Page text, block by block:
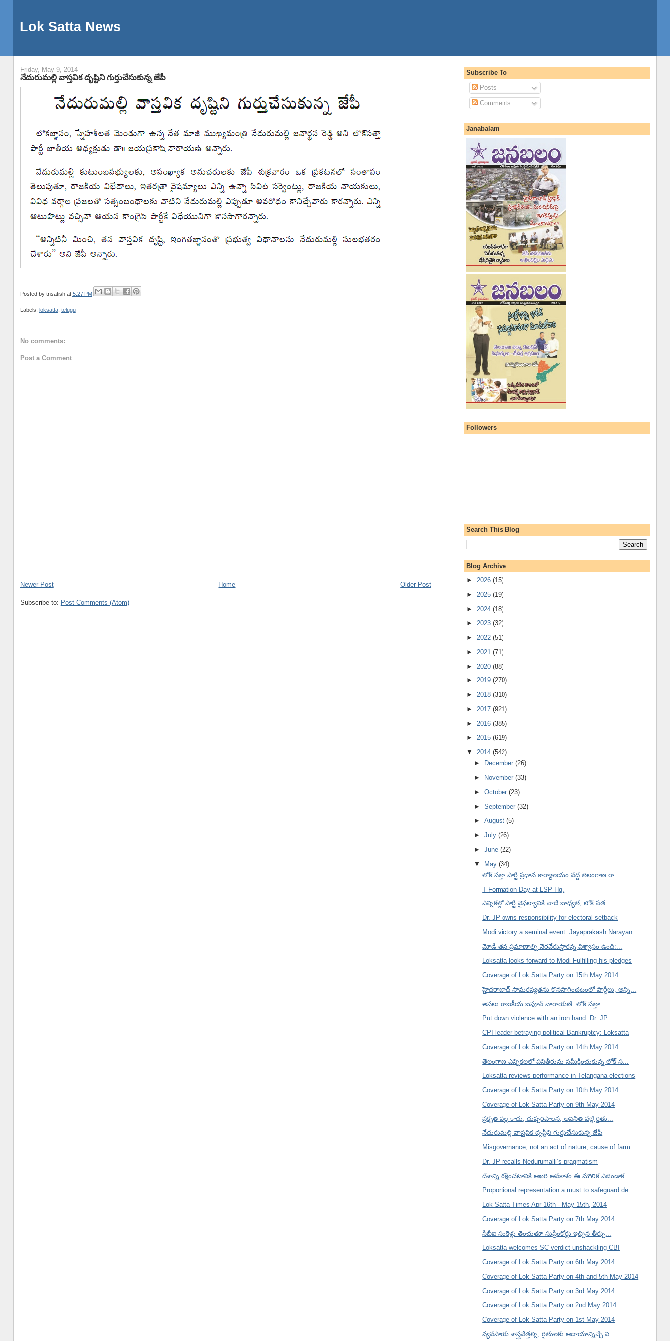
Lok Satta News
Friday, May 9, 2014
నేదురుమల్లి వాస్తవిక దృష్టిని గుర్తుచేసుకున్న జేపీ
Posted by tnsatish at 5:27 PM
Labels: loksatta, telugu
No comments:
Post a Comment
Newer Post Older Post
Home
Subscribe to: Post Comments (Atom)
Subscribe To
Posts
Comments
Janabalam
Followers
Search This Blog
Blog Archive
► 2026 (15)
► 2025 (19)
► 2024 (18)
► 2023 (32)
► 2022 (51)
► 2021 (71)
► 2020 (88)
► 2019 (270)
► 2018 (310)
► 2017 (921)
► 2016 (385)
► 2015 (619)
▼ 2014 (542)
►
December(26)
►
November(33)
►October(23)
►September(32)
►August(5)
►July(26)
►June(22)
▼ May(34)
లోక్ సత్తా పార్టీ ప్రధాన కార్యాలయం వద్ద తెలంగాణ రా...
T Formation Day at LSP Hq.
ఎన్నికల్లో పార్టీ వైఫల్యానికి నాదే బాధ్యత, లోక్ సత...
Dr. JP owns responsibility for electoral setback
Modi victory a seminal event: Jayaprakash Narayan
మోడీ తన ప్రమాణాల్ని నెరవేరుస్తారన్న విశ్వాసం ఉంది:...
Loksatta looks forward to Modi Fulfilling his pledges
Coverage of Lok Satta Party on 15th May 2014
హైదరాబాద్ సామరస్యతను కొనసాగించటంలో పార్టీలు, అన్ని...
అసలు రాజకీయ బఫూన్ నారాయణే: లోక్ సత్తా
Put down violence with an iron hand: Dr. JP
CPI leader betraying political Bankruptcy: Loksatta
Coverage of Lok Satta Party on 14th May 2014
తెలంగాణ ఎన్నికలలో పనితీరును సమీక్షించుకున్న లోక్ స...
Loksatta reviews performance in Telangana elections
Coverage of Lok Satta Party on 10th May 2014
Coverage of Lok Satta Party on 9th May 2014
ప్రకృతి వల్ల కాదు, దుష్పరిపాలన, అవినీతి వల్లే రైతు...
నేదురుమల్లి వాస్తవిక దృష్టిని గుర్తుచేసుకున్న జేపీ
Misgovernance, not an act of nature, cause of farm...
Dr. JP recalls Nedurumalli’s pragmatism
దేశాన్ని రక్షించటానికి ఆఖరి అవకాశం ఈ మౌలిక ఎజెండాక...
Proportional representation a must to safeguard de...
Lok Satta Times Apr 16th - May 15th, 2014
Coverage of Lok Satta Party on 7th May 2014
సీబీఐ సంకెళ్లు తెంచుతూ సుప్రీంకోర్టు ఇచ్చిన తీర్పు...
Loksatta welcomes SC verdict unshackling CBI
Coverage of Lok Satta Party on 6th May 2014
Coverage of Lok Satta Party on 4th and 5th May 2014
Coverage of Lok Satta Party on 3rd May 2014
Coverage of Lok Satta Party on 2nd May 2014
Coverage of Lok Satta Party on 1st May 2014
వ్యవసాయ శాస్త్రవేత్తల్ని, రైతులకు ఆదాయాన్నిచ్చే వి...